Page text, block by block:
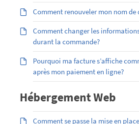
Comment renouveler mon nom de
Comment changer les
durant la commande?
Pourquoi ma facture s’affiche
après mon paiement en ligne?
Hébergement Web
Comment se passe la mise en